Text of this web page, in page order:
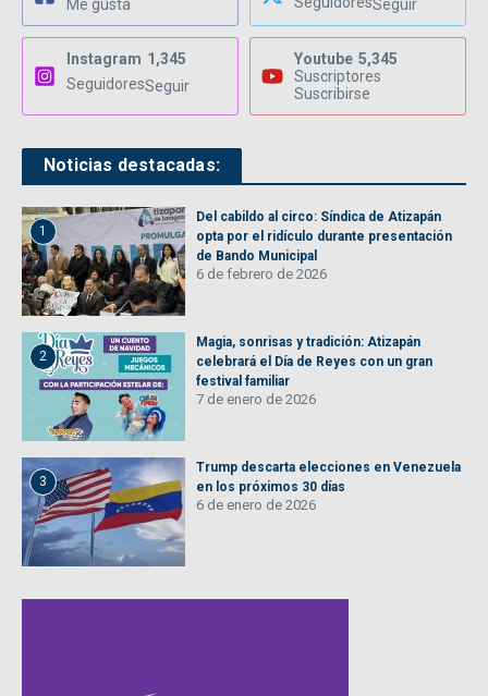
Me gusta
Seguir
Instagram 1,345
SeguidoresSeguir
Youtube 5,345
Suscriptores
Suscribirse
Noticias destacadas:
1
Del cabildo al circo: Síndica de Atizapán
opta por el ridículo durante presentación
de Bando Municipal
6 de febrero de 2026
2
Magia, sonrisas y tradición: Atizapán
celebrará el Día de Reyes con un gran
festival familiar
7 de enero de 2026
3
Trump descarta elecciones en Venezuela
en los próximos 30 días
6 de enero de 2026